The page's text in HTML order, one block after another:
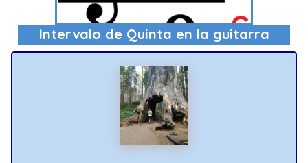
Intervalo de Quinta en la guitarra